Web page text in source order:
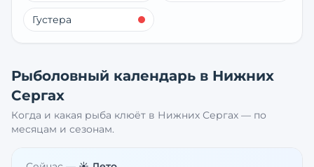
Густера
Рыболовный календарь в Нижних
Сергах
Когда и какая рыба клюёт в Нижних Сергах — по
месяцам и сезонам.